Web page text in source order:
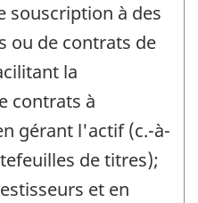
souscription à des
ou de contrats de
la
contrats à
gérant l'actif (c.-à-
de titres);
et en